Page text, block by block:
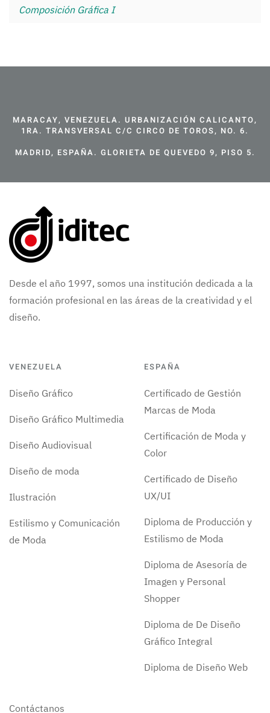
Composición Gráfica I
MARACAY, VENEZUELA. URBANIZACIÓN CALICANTO,
1RA. TRANSVERSAL C/C CIRCO DE TOROS, NO. 6.
MADRID, ESPAÑA. GLORIETA DE QUEVEDO 9, PISO 5.
Desde el año 1997, somos una institución dedicada a la
formación profesional en las áreas de la creatividad y el
diseño.
VENEZUELA
Diseño Gráfico
Diseño Gráfico Multimedia
Diseño Audiovisual
Diseño de moda
Ilustración
Estilismo y Comunicación
de Moda
ESPAÑA
Certificado de Gestión
Marcas de Moda
Certificación de Moda y
Color
Certificado de Diseño
UX/UI
Diploma de Producción y
Estilismo de Moda
Diploma de Asesoría de
Imagen y Personal
Shopper
Diploma de De Diseño
Gráfico Integral
Diploma de Diseño Web
Contáctanos